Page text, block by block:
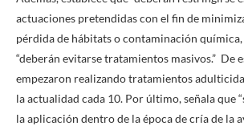
actuaciones pretendidas con el fin de
pérdida de hábitats o contaminación
“deberán evitarse tratamientos masivos.” De
empezaron realizando tratamientos
la actualidad cada 10. Por último, señala que
la aplicación dentro de la época de cría de la